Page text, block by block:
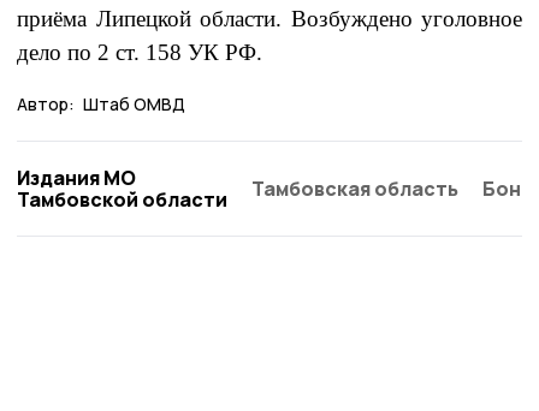
приёма Липецкой области. Возбуждено уголовное
дело по 2 ст. 158 УК РФ.
Автор: Штаб ОМВД
Издания МО
Тамбовской области
Тамбовская область